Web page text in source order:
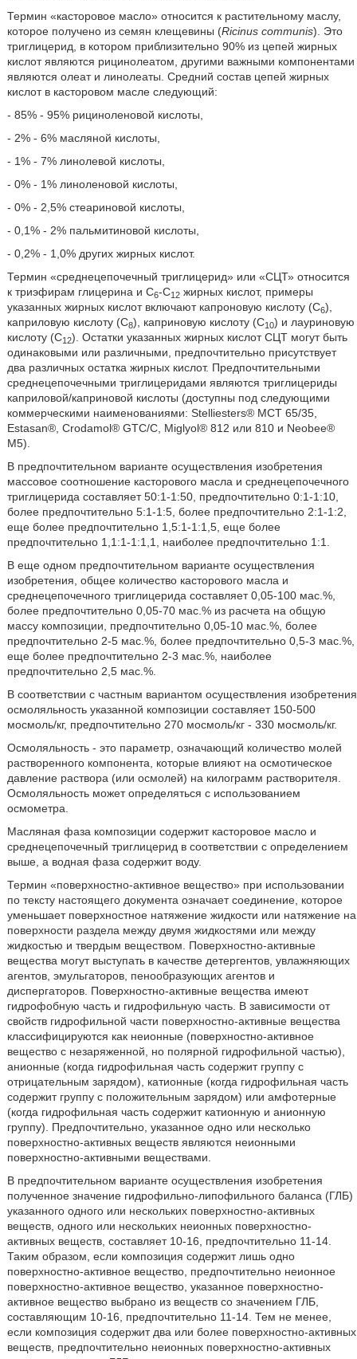
Термин «касторовое масло» относится к растительному маслу,
которое получено из семян клещевины (Ricinus communis). Это
триглицерид, в котором приблизительно 90% из цепей жирных
кислот являются рицинолеатом, другими важными компонентами
являются олеат и линолеаты. Средний состав цепей жирных
кислот в касторовом масле следующий:
- 85% - 95% рициноленовой кислоты,
- 2% - 6% масляной кислоты,
- 1% - 7% линолевой кислоты,
- 0% - 1% линоленовой кислоты,
- 0% - 2,5% стеариновой кислоты,
- 0,1% - 2% пальмитиновой кислоты,
- 0,2% - 1,0% других жирных кислот.
Термин «среднецепочечный триглицерид» или «СЦТ» относится
к триэфирам глицерина и C6-C12жирных кислот, примеры
указанных жирных кислот включают капроновую кислоту (C6),
каприловую кислоту (C8), каприновую кислоту (C10) и лауриновую
кислоту (C12). Остатки указанных жирных кислот СЦТ могут быть
одинаковыми или различными, предпочтительно присутствует
два различных остатка жирных кислот. Предпочтительными
среднецепочечными триглицеридами являются триглицериды
каприловой/каприновой кислоты (доступны под следующими
коммерческими наименованиями: Stelliesters® MCT 65/35,
Estasan®, Crodamol® GTC/C, Miglyol® 812 или 810 и Neobee®
M5).
В предпочтительном варианте осуществления изобретения
массовое соотношение касторового масла и среднецепочечного
триглицерида составляет 50:1-1:50, предпочтительно 0:1-1:10,
более предпочтительно 5:1-1:5, более предпочтительно 2:1-1:2,
еще более предпочтительно 1,5:1-1:1,5, еще более
предпочтительно 1,1:1-1:1,1, наиболее предпочтительно 1:1.
В еще одном предпочтительном варианте осуществления
изобретения, общее количество касторового масла и
среднецепочечного триглицерида составляет 0,05-100 мас.%,
более предпочтительно 0,05-70 мас.% из расчета на общую
массу композиции, предпочтительно 0,05-10 мас.%, более
предпочтительно 2-5 мас.%, более предпочтительно 0,5-3 мас.%,
еще более предпочтительно 2-3 мас.%, наиболее
предпочтительно 2,5 мас.%.
В соответствии с частным вариантом осуществления изобретения
осмоляльность указанной композиции составляет 150-500
мосмоль/кг, предпочтительно 270 мосмоль/кг - 330 мосмоль/кг.
Осмоляльность - это параметр, означающий количество молей
растворенного компонента, которые влияют на осмотическое
давление раствора (или осмолей) на килограмм растворителя.
Осмоляльность может определяться с использованием
осмометра.
Масляная фаза композиции содержит касторовое масло и
среднецепочечный триглицерид в соответствии с определением
выше, а водная фаза содержит воду.
Термин «поверхностно-активное вещество» при использовании
по тексту настоящего документа означает соединение, которое
уменьшает поверхностное натяжение жидкости или натяжение на
поверхности раздела между двумя жидкостями или между
жидкостью и твердым веществом. Поверхностно-активные
вещества могут выступать в качестве детергентов, увлажняющих
агентов, эмульгаторов, пенообразующих агентов и
диспергаторов. Поверхностно-активные вещества имеют
гидрофобную часть и гидрофильную часть. В зависимости от
свойств гидрофильной части поверхностно-активные вещества
классифицируются как неионные (поверхностно-активное
вещество с незаряженной, но полярной гидрофильной частью),
анионные (когда гидрофильная часть содержит группу с
отрицательным зарядом), катионные (когда гидрофильная часть
содержит группу с положительным зарядом) или амфотерные
(когда гидрофильная часть содержит катионную и анионную
группу). Предпочтительно, указанное одно или несколько
поверхностно-активных веществ являются неионными
поверхностно-активными веществами.
В предпочтительном варианте осуществления изобретения
полученное значение гидрофильно-липофильного баланса (ГЛБ)
указанного одного или нескольких поверхностно-активных
веществ, одного или нескольких неионных поверхностно-
активных веществ, составляет 10-16, предпочтительно 11-14.
Таким образом, если композиция содержит лишь одно
поверхностно-активное вещество, предпочтительно неионное
поверхностно-активное вещество, указанное поверхностно-
активное вещество выбрано из веществ со значением ГЛБ,
составляющим 10-16, предпочтительно 11-14. Тем не менее,
если композиция содержит два или более поверхностно-активных
веществ, предпочтительно неионных поверхностно-активных